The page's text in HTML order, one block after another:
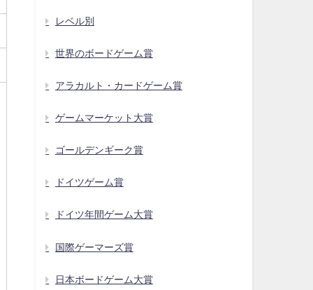
レベル別
世界のボードゲーム賞
アラカルト・カードゲーム賞
ゲームマーケット大賞
ゴールデンギーク賞
ドイツゲーム賞
ドイツ年間ゲーム大賞
国際ゲーマーズ賞
日本ボードゲーム大賞